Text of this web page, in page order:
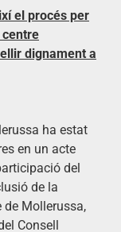
el procés per
dignament a
ha estat
en un acte
del
de la
de Mollerussa,
Consell